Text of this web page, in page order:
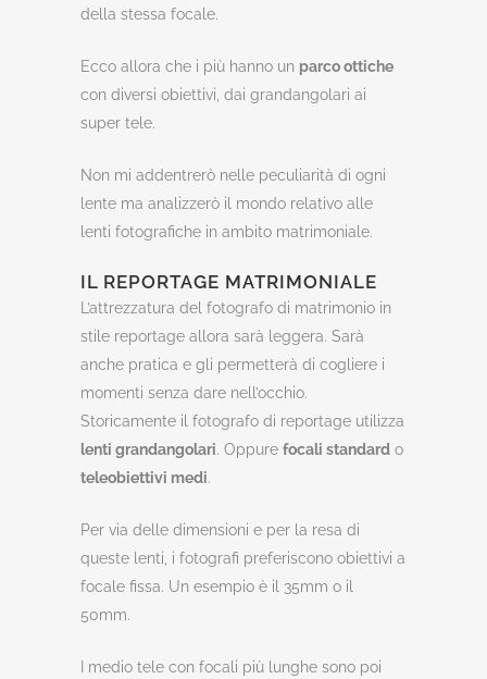
della stessa focale.
Ecco allora che i più hanno un parco ottiche
con diversi obiettivi, dai grandangolari ai
super tele.
Non mi addentrerò nelle peculiarità di ogni
lente ma analizzerò il mondo relativo alle
lenti fotografiche in ambito matrimoniale.
IL REPORTAGE MATRIMONIALE
L’attrezzatura del fotografo di matrimonio in
stile reportage allora sarà leggera. Sarà
anche pratica e gli permetterà di cogliere i
momenti senza dare nell’occhio.
Storicamente il fotografo di reportage utilizza
lenti grandangolari. Oppure focali standard o
teleobiettivi medi.
Per via delle dimensioni e per la resa di
queste lenti, i fotografi preferiscono obiettivi a
focale fissa. Un esempio è il 35mm o il
50mm.
I medio tele con focali più lunghe sono poi